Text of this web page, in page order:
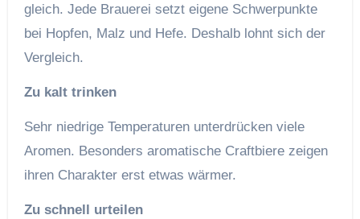
gleich. Jede Brauerei setzt eigene Schwerpunkte
bei Hopfen, Malz und Hefe. Deshalb lohnt sich der
Vergleich.
Zu kalt trinken
Sehr niedrige Temperaturen unterdrücken viele
Aromen. Besonders aromatische Craftbiere zeigen
ihren Charakter erst etwas wärmer.
Zu schnell urteilen